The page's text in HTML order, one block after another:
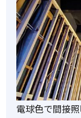
電球色で間接